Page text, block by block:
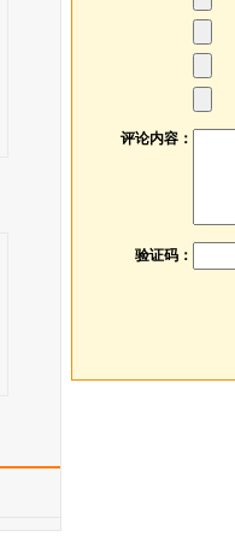
评论内容：
验证码：